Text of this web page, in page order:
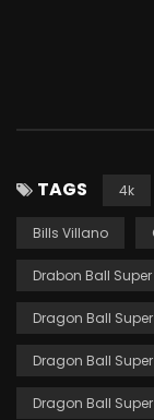
TAGS 4k
Bills Villano
Drabon Ball
Dragon Ball Super
Dragon Ball
Dragon Ball